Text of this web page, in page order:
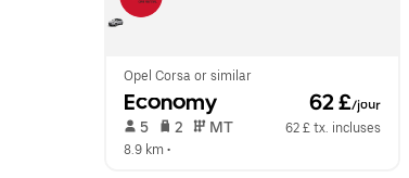
Opel Corsa or similar
Economy 62 £/jour
5 2 MT
62 £ tx. incluses
8.9 km •